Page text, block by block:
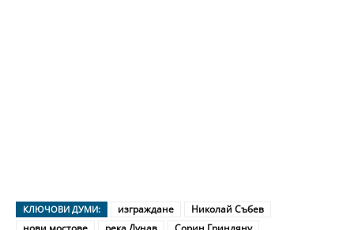
КЛЮЧОВИ ДУМИ: изграждане
Николай Събев